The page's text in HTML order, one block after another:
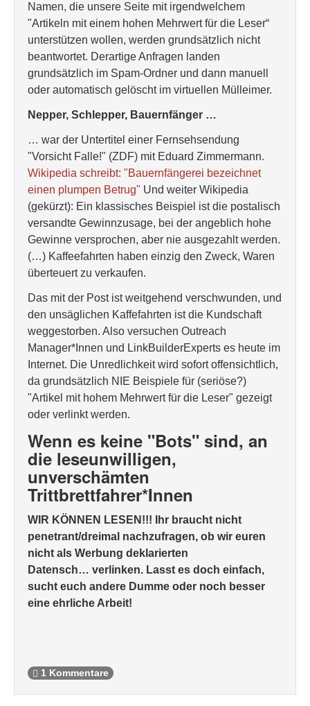
Namen, die unsere Seite mit irgendwelchem
"Artikeln mit einem hohen Mehrwert für die Leser“
unterstützen wollen, werden grundsätzlich nicht
beantwortet. Derartige Anfragen landen
grundsätzlich im Spam-Ordner und dann manuell
oder automatisch gelöscht im virtuellen Mülleimer.
Nepper, Schlepper, Bauernfänger …
… war der Untertitel einer Fernsehsendung
"Vorsicht Falle!" (ZDF) mit Eduard Zimmermann.
Wikipedia schreibt: "Bauernfängerei bezeichnet
einen plumpen Betrug" Und weiter Wikipedia
(gekürzt): Ein klassisches Beispiel ist die postalisch
versandte Gewinnzusage, bei der angeblich hohe
Gewinne versprochen, aber nie ausgezahlt werden.
(…) Kaffeefahrten haben einzig den Zweck, Waren
überteuert zu verkaufen.
Das mit der Post ist weitgehend verschwunden, und
den unsäglichen Kaffefahrten ist die Kundschaft
weggestorben. Also versuchen Outreach
Manager*Innen und LinkBuilderExperts es heute im
Internet. Die Unredlichkeit wird sofort offensichtlich,
da grundsätzlich NIE Beispiele für (seriöse?)
"Artikel mit hohem Mehrwert für die Leser" gezeigt
oder verlinkt werden.
Wenn es keine "Bots" sind, an
die leseunwilligen,
unverschämten
Trittbrettfahrer*Innen
WIR KÖNNEN LESEN!!! Ihr braucht nicht
penetrant/dreimal nachzufragen, ob wir euren
nicht als Werbung deklarierten
Datensch… verlinken. Lasst es doch einfach,
sucht euch andere Dumme oder noch besser
eine ehrliche Arbeit!
1 Kommentare